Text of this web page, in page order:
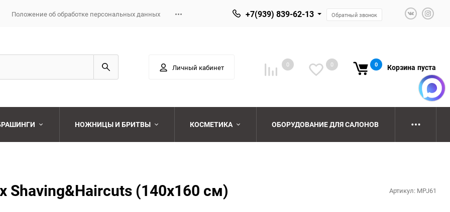
Положение об обработке персональных данных +7(939) 839-62-13 Обратный звонок
Личный кабинет 0 0 0 Корзина пуста
Выберите категорию
Выберите категорию
НОЖНИЦЫ И БРИТВЫ
Выберите категорию
КОСМЕТИКА ОБОРУДОВАНИЕ ДЛЯ САЛОНОВ
Shaving&Haircuts (140х160 см) Артикул: MPJ61